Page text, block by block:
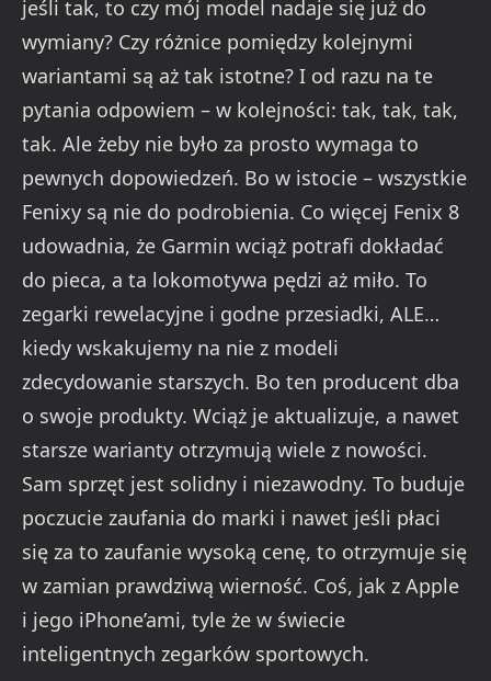
jeśli tak, to czy mój model nadaje się już do
wymiany? Czy różnice pomiędzy kolejnymi
wariantami są aż tak istotne? I od razu na te
pytania odpowiem – w kolejności: tak, tak, tak,
tak. Ale żeby nie było za prosto wymaga to
pewnych dopowiedzeń. Bo w istocie – wszystkie
Fenixy są nie do podrobienia. Co więcej Fenix 8
udowadnia, że Garmin wciąż potrafi dokładać
do pieca, a ta lokomotywa pędzi aż miło. To
zegarki rewelacyjne i godne przesiadki, ALE…
kiedy wskakujemy na nie z modeli
zdecydowanie starszych. Bo ten producent dba
o swoje produkty. Wciąż je aktualizuje, a nawet
starsze warianty otrzymują wiele z nowości.
Sam sprzęt jest solidny i niezawodny. To buduje
poczucie zaufania do marki i nawet jeśli płaci
się za to zaufanie wysoką cenę, to otrzymuje się
w zamian prawdziwą wierność. Coś, jak z Apple
i jego iPhone’ami, tyle że w świecie
inteligentnych zegarków sportowych.